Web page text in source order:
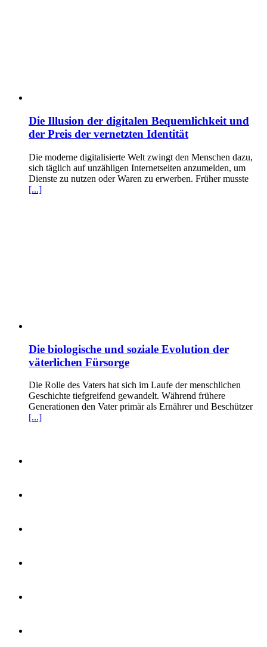
Die Illusion der digitalen Bequemlichkeit und
der Preis der vernetzten Identität
Die moderne digitalisierte Welt zwingt den Menschen dazu,
sich täglich auf unzähligen Internetseiten anzumelden, um
Dienste zu nutzen oder Waren zu erwerben. Früher musste
[...]
Die biologische und soziale Evolution der
väterlichen Fürsorge
Die Rolle des Vaters hat sich im Laufe der menschlichen
Geschichte tiefgreifend gewandelt. Während frühere
Generationen den Vater primär als Ernährer und Beschützer
[...]